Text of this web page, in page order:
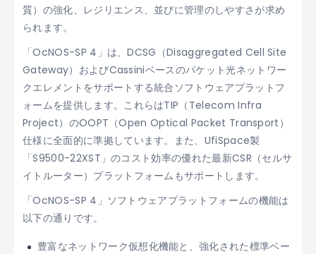
質）の強化、レジリエンス、並びに管理のしやすさが求め
られます。
「OcNOS-SP 4」は、DCSG（Disaggregated Cell Site
Gateway）およびCassiniベースのパケット光ネットワー
クエレメントをサポートする統合ソフトウェアプラットフ
ォームを提供します。これらはTIP（Telecom Infra
Project）のOOPT（Open Optical Packet Transport）
仕様に全面的に準拠しています。また、UfiSpace製
「S9500-22XST」のコスト効率の優れた最新CSR（セルサ
イトルーター）プラットフォームもサポートします。
「OcNOS-SP 4」ソフトウェアプラットフォームの機能は
以下の通りです。
豊富なネットワーク仮想化機能と、強化された標準ベー